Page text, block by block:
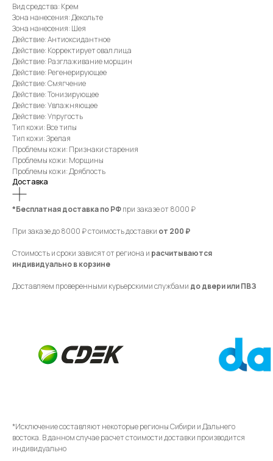
Вид средства: Крем
Зона нанесения: Декольте
Зона нанесения: Шея
Действие: Антиоксидантное
Действие: Корректирует овал лица
Действие: Разглаживание морщин
Действие: Регенерирующее
Действие: Смягчение
Действие: Тонизирующее
Действие: Увлажняющее
Действие: Упругость
Тип кожи: Все типы
Тип кожи: Зрелая
Проблемы кожи: Признаки старения
Проблемы кожи: Морщины
Проблемы кожи: Дряблость
Доставка
*Бесплатная доставка по РФпри заказе от 8000 ₽
При заказе до 8000 ₽ стоимость доставки от 200 ₽
Стоимость и сроки зависят от региона и расчитываются
индивидуально в корзине
Доставляем проверенными курьерскими службами до двери или ПВЗ
*Исключение составляют некоторые регионы Сибири и Дальнего
востока. В данном случае расчет стоимости доставки производится
индивидуально